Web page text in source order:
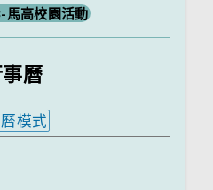
馬高校園活動
曆
模式